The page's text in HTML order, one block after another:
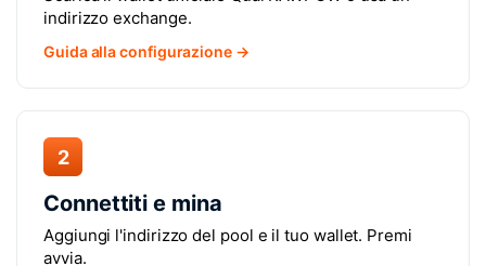
indirizzo exchange.
Guida alla configurazione →
2
Connettiti e mina
Aggiungi l'indirizzo del pool e il tuo wallet. Premi
avvia.